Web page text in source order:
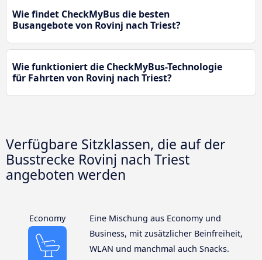
Wie findet CheckMyBus die besten
Busangebote von Rovinj nach Triest?
Wie funktioniert die CheckMyBus-Technologie
für Fahrten von Rovinj nach Triest?
Verfügbare Sitzklassen, die auf der
Busstrecke Rovinj nach Triest
angeboten werden
Economy
Eine Mischung aus Economy und
Business, mit zusätzlicher Beinfreiheit,
WLAN und manchmal auch Snacks.